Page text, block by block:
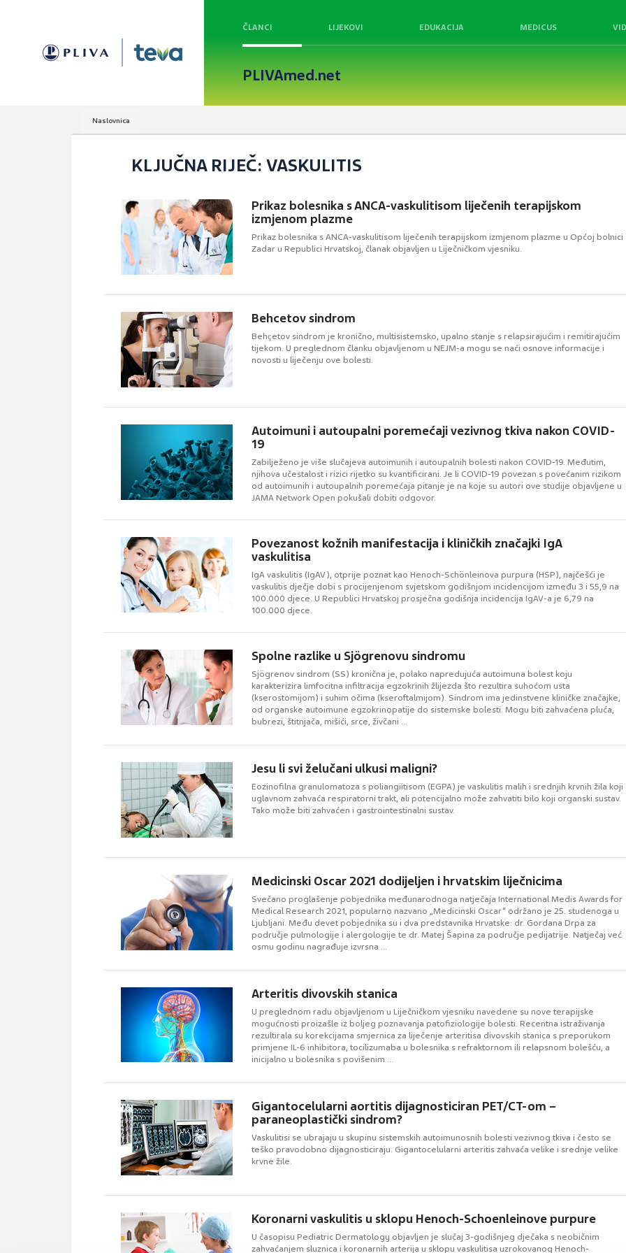
ČLANCI LIJEKOVI EDUKACIJA MEDICUS
PLIVAmed.net
Naslovnica
KLJUČNA RIJEČ: VASKULITIS
Prikaz bolesnika s ANCA-vaskulitisom liječenih terapijskom
izmjenom plazme
Prikaz bolesnika s ANCA-vaskulitisom liječenih terapijskom izmjenom plazme u Općoj bolnici
Zadar u Republici Hrvatskoj, članak objavljen u Liječničkom vjesniku.
Behcetov sindrom
Behҫetov sindrom je kronično, multisistemsko, upalno stanje s relapsirajućim i remitirajućim
tijekom. U preglednom članku objavljenom u NEJM-a mogu se naći osnove informacije i
novosti u liječenju ove bolesti.
Autoimuni i autoupalni poremećaji vezivnog tkiva nakon COVID-
19
Zabilježeno je više slučajeva autoimunih i autoupalnih bolesti nakon COVID-19. Međutim,
njihova učestalost i rizici rijetko su kvantificirani. Je li COVID-19 povezan s povećanim rizikom
od autoimunih i autoupalnih poremećaja pitanje je na koje su autori ove studije objavljene u
JAMA Network Open pokušali dobiti odgovor.
Povezanost kožnih manifestacija i kliničkih značajki IgA
vaskulitisa
IgA vaskulitis (IgAV), otprije poznat kao Henoch-Schönleinova purpura (HSP), najčešći je
vaskulitis dječje dobi s procijenjenom svjetskom godišnjom incidencijom između 3 i 55,9 na
100.000 djece. U Republici Hrvatskoj prosječna godišnja incidencija IgAV-a je 6,79 na
100.000 djece.
Spolne razlike u Sjögrenovu sindromu
Sjögrenov sindrom (SS) kronična je, polako napredujuća autoimuna bolest koju
karakterizira limfocitna infiltracija egzokrinih žlijezda što rezultira suhoćom usta
(kserostomijom) i suhim očima (kseroftalmijom). Sindrom ima jedinstvene kliničke značajke,
od organske autoimune egzokrinopatije do sistemske bolesti. Mogu biti zahvaćena pluća,
bubrezi, štitnjača, mišići, srce, živčani ...
Jesu li svi želučani ulkusi maligni?
Eozinofilna granulomatoza s poliangiitisom (EGPA) je vaskulitis malih i srednjih krvnih žila koji
uglavnom zahvaća respiratorni trakt, ali potencijalno može zahvatiti bilo koji organski sustav.
Tako može biti zahvaćen i gastrointestinalni sustav.
Medicinski Oscar 2021 dodijeljen i hrvatskim liječnicima
Svečano proglašenje pobjednika međunarodnoga natječaja International Medis Awards for
Medical Research 2021, popularno nazvano „Medicinski Oscar“ održano je 25. studenoga u
Ljubljani. Među devet pobjednika su i dva predstavnika Hrvatske: dr. Gordana Drpa za
područje pulmologije i alergologije te dr. Matej Šapina za područje pedijatrije. Natječaj već
osmu godinu nagrađuje izvrsna ...
Arteritis divovskih stanica
U preglednom radu objavljenom u Liječničkom vjesniku navedene su nove terapijske
mogućnosti proizašle iz boljeg poznavanja patofiziologije bolesti. Recentna istraživanja
rezultirala su korekcijama smjernica za liječenje arteritisa divovskih stanica s preporukom
primjene IL-6 inhibitora, tocilizumaba u bolesnika s refraktornom ili relapsnom bolešću, a
inicijalno u bolesnika s povišenim ...
Gigantocelularni aortitis dijagnosticiran PET/CT-om –
paraneoplastički sindrom?
Vaskulitisi se ubrajaju u skupinu sistemskih autoimunosnih bolesti vezivnog tkiva i često se
teško pravodobno dijagnosticiraju. Gigantocelularni arteritis zahvaća velike i srednje velike
krvne žile.
Koronarni vaskulitis u sklopu Henoch-Schoenleinove purpure
U časopisu Pediatric Dermatology objavljen je slučaj 3-godišnjeg dječaka s neobičnim
zahvaćanjem sluznica i koronarnih arterija u sklopu vaskulitisa uzrokovanog Henoch-